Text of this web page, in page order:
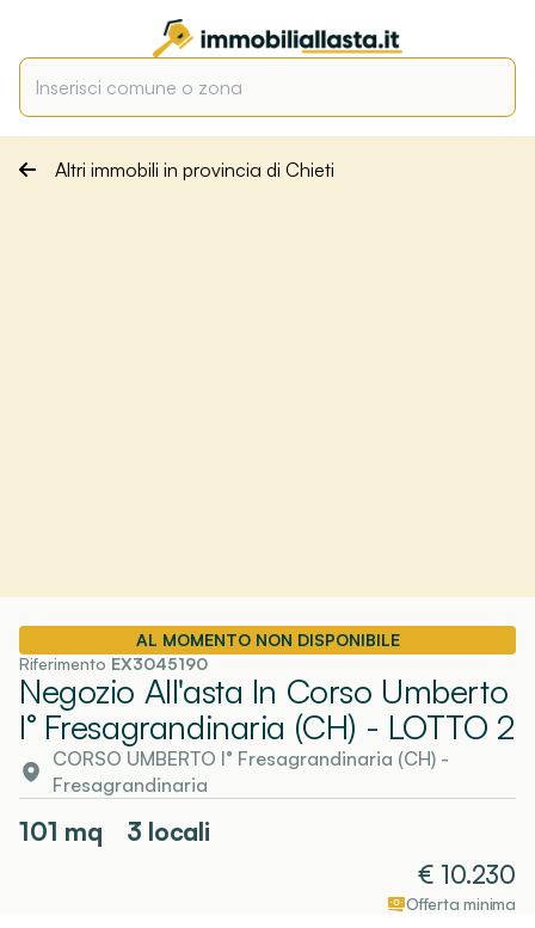
Altri immobili in provincia di Chieti
AL MOMENTO NON DISPONIBILE
Riferimento EX3045190
Negozio All'asta In Corso Umberto
I° Fresagrandinaria (CH) - LOTTO 2
CORSO UMBERTO I° Fresagrandinaria (CH)-
Fresagrandinaria
101 mq
3 locali
€ 10.230
Offerta minima